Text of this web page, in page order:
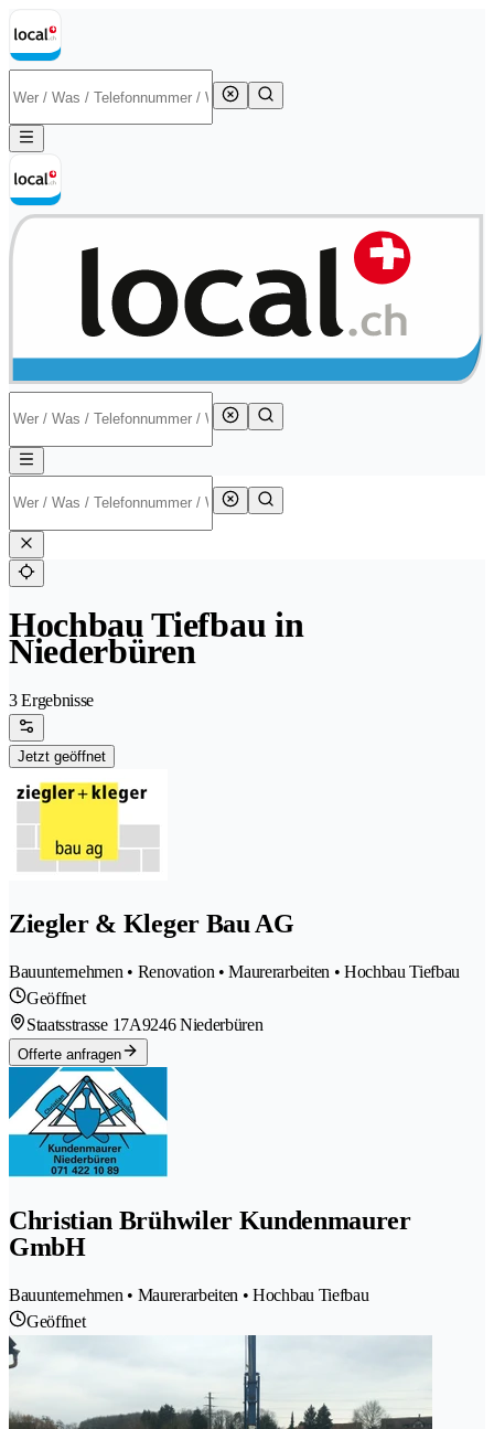
Hochbau Tiefbau in
Niederbüren
3 Ergebnisse
Jetzt geöffnet
Ziegler & Kleger Bau AG
Bauunternehmen • Renovation • Maurerarbeiten • Hochbau Tiefbau
Geöffnet
Staatsstrasse 17A9246 Niederbüren
Offerte anfragen
Christian Brühwiler Kundenmaurer
GmbH
Bauunternehmen • Maurerarbeiten • Hochbau Tiefbau
Geöffnet